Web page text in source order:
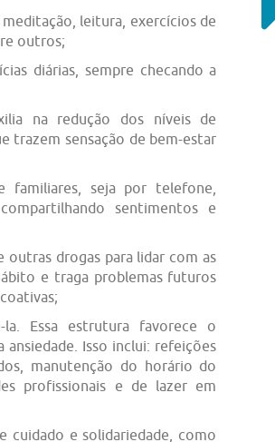
leitura, exercícios de
outros;
diárias, sempre checando a
na redução dos níveis de
trazem sensação de bem-estar
seja por telefone,
sentimentos e
drogas para lidar com as
e traga problemas futuros
Essa estrutura favorece o
Isso inclui: refeições
manutenção do horário do
profissionais e de lazer em
cuidado e solidariedade, como